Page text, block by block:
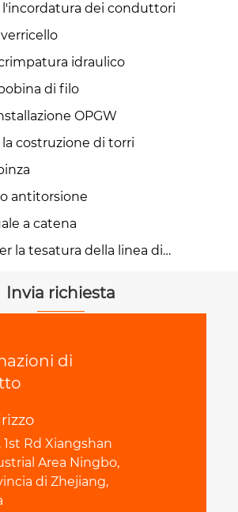
dei conduttori
idraulico
di filo
OPGW
costruzione di torri
antitorsione
a catena
la tesatura della linea di
Invia richiesta
di
1st Rd Xiangshan
Area Ningbo,
di Zhejiang,